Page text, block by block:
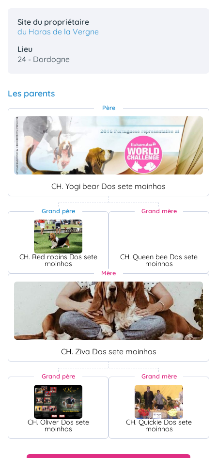
Site du propriétaire
du Haras de la Vergne
Lieu
24 - Dordogne
Les parents
Père
CH. Yogi bear Dos sete moinhos
Grand père
CH. Red robins Dos sete
moinhos
Grand mère
CH. Queen bee Dos sete
moinhos
Mère
CH. Ziva Dos sete moinhos
Grand père
CH. Oliver Dos sete
moinhos
Grand mère
CH. Quickie Dos sete
moinhos